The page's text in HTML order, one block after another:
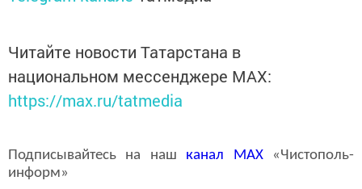
Читайте новости Татарстана в
национальном мессенджере MАХ:
https://max.ru/tatmedia
Подписывайтесь на наш канал MAX«Чистополь-
информ»